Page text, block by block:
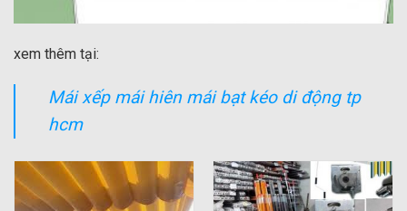
xem thêm tại:
Mái xếp mái hiên mái bạt kéo di động tp
hcm